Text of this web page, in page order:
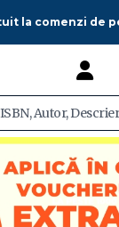
la comenzi de